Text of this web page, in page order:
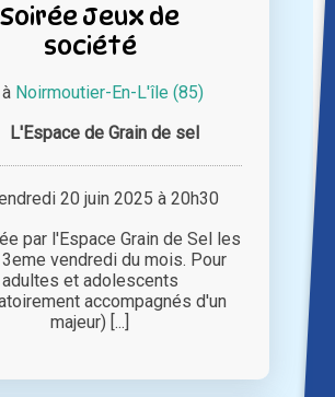
Soirée Jeux de
société
à Noirmoutier-En-L'île (85)
L'Espace de Grain de sel
20 juin 2025 à 20h30
par l'Espace Grain de Sel les
vendredi du mois. Pour
adultes et adolescents
accompagnés d'un
majeur) [...]